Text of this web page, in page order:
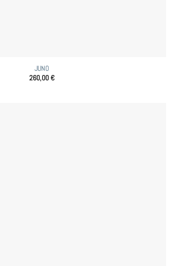
JUNO
260,00€